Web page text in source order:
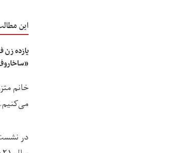
این
یازده زن
خانم
در نشست